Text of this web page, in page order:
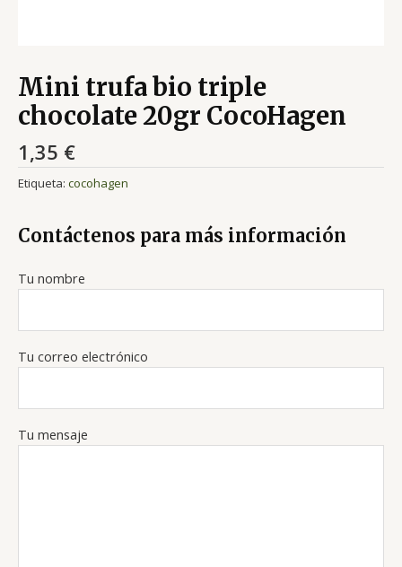
Mini trufa bio triple
chocolate 20gr CocoHagen
1,35 €
Etiqueta: cocohagen
Contáctenos para más información
Tu nombre
Tu correo electrónico
Tu mensaje